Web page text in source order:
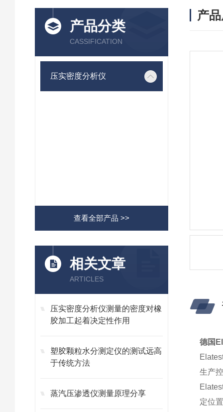
产品分类
CASSIFICATION
压实密度分析仪
查看全部产品 >>
相关文章
ARTICLES
压实密度分析仪测量的密度对橡
胶加工起着决定性作用
塑胶颗粒水分测定仪的测试远高
于传统方法
蒸汽压渗透仪测量原理分享
产
德国
生产
定位